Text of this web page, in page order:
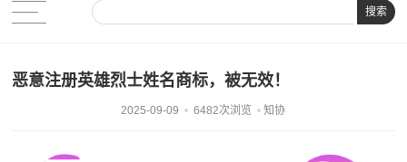
搜索
恶意注册英雄烈士姓名商标，被无效！
2025-09-09 6482次浏览 知协